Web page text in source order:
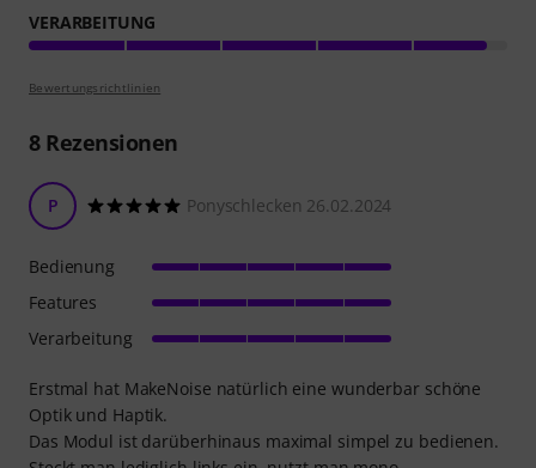
VERARBEITUNG
Bewertungsrichtlinien
8Rezensionen
P Ponyschlecken 26.02.2024
Erstmal hat MakeNoise natürlich eine wunderbar schöne
Optik und Haptik.
Das Modul ist darüberhinaus maximal simpel zu bedienen.
Bedienung
Features
Verarbeitung